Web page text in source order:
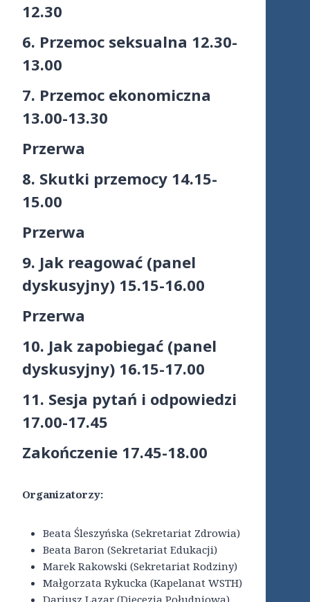
12.30
6. Przemoc seksualna 12.30-
13.00
7. Przemoc ekonomiczna
13.00-13.30
Przerwa
8. Skutki przemocy 14.15-
15.00
Przerwa
9. Jak reagować (panel
dyskusyjny) 15.15-16.00
Przerwa
10. Jak zapobiegać (panel
dyskusyjny) 16.15-17.00
11. Sesja pytań i odpowiedzi
17.00-17.45
Zakończenie 17.45-18.00
Organizatorzy:
Beata Śleszyńska (Sekretariat Zdrowia)
Beata Baron (Sekretariat Edukacji)
Marek Rakowski (Sekretariat Rodziny)
Małgorzata Rykucka (Kapelanat WSTH)